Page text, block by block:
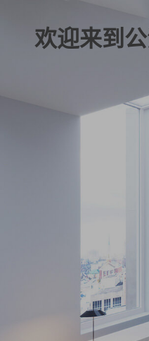
欢迎来到